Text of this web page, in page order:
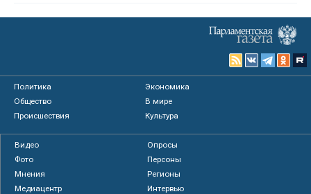
Политика
Экономика
Общество
В мире
Происшествия
Культура
Видео
Опросы
Фото
Персоны
Мнения
Регионы
Медиацентр
Интервью